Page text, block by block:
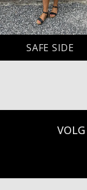
SAFE SIDE